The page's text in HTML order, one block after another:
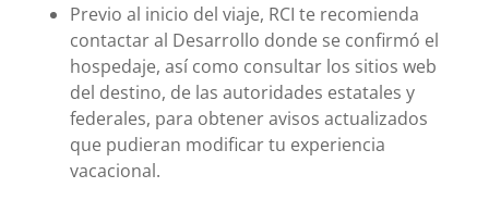
Previo al inicio del viaje, RCI te recomienda
contactar al Desarrollo donde se confirmó el
hospedaje, así como consultar los sitios web
del destino, de las autoridades estatales y
federales, para obtener avisos actualizados
que pudieran modificar tu experiencia
vacacional.